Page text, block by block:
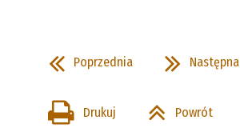
Poprzednia Następna
Drukuj Powrót